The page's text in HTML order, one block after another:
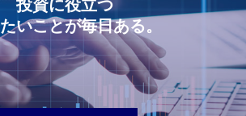
投資に役立つ
たいことが毎日ある。